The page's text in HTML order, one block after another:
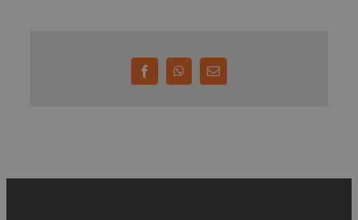
FacebookWhatsApp
E-